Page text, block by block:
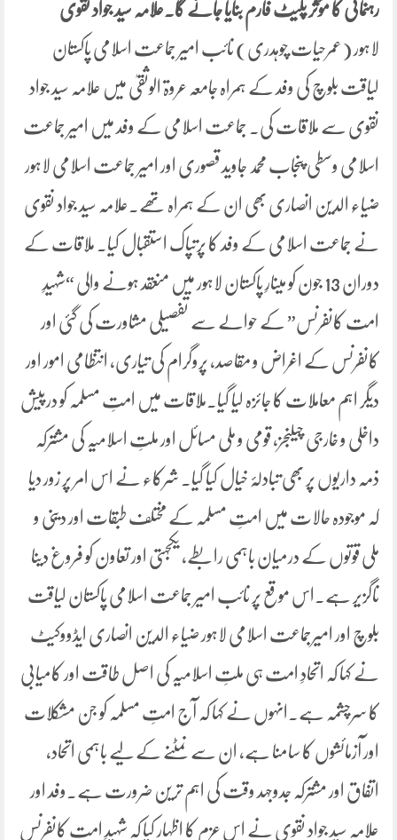
رہنمائی کا مؤثر پلیٹ فارم بنایا جائے گا۔علامہ سید جواد نقوی
لاہور (عمرحیات چوہدری) نائب امیر جماعت اسلامی پاکستان
لیاقت بلوچ کی وفد کے ہمراہ جامعہ عروۃ الوثقیٰ میں علامہ سید جواد
نقوی سے ملاقات کی۔ جماعت اسلامی کے وفد میں امیر جماعت
اسلامی وسطی پنجاب محمد جاوید قصوری اور امیر جماعت اسلامی لاہور
ضیاء الدین انصاری بھی ان کے ہمراہ تھے۔علامہ سید جواد نقوی
نے جماعت اسلامی کے وفد کا پرتپاک استقبال کیا۔ ملاقات کے
دوران 13 جون کو مینارِ پاکستان لاہور میں منعقد ہونے والی “شہیدِ
امت کانفرنس” کے حوالے سے تفصیلی مشاورت کی گئی اور
کانفرنس کے اغراض و مقاصد، پروگرام کی تیاری، انتظامی امور اور
دیگر اہم معاملات کا جائزہ لیا گیا۔ملاقات میں امتِ مسلمہ کو درپیش
داخلی و خارجی چیلنجز، قومی و ملی مسائل اور ملتِ اسلامیہ کی مشترکہ
ذمہ داریوں پر بھی تبادلۂ خیال کیا گیا۔ شرکاء نے اس امر پر زور دیا
کہ موجودہ حالات میں امتِ مسلمہ کے مختلف طبقات اور دینی و
ملی قوتوں کے درمیان باہمی رابطے، یکجہتی اور تعاون کو فروغ دینا
ناگزیر ہے۔اس موقع پر نائب امیر جماعت اسلامی پاکستان لیاقت
بلوچ اور امیرجماعت اسلامی لاہور ضیاء الدین انصاری ایڈووکیٹ
نے کہا کہ اتحادِ امت ہی ملتِ اسلامیہ کی اصل طاقت اور کامیابی
کا سرچشمہ ہے۔انہوں نے کہا کہ آج امتِ مسلمہ کو جن مشکلات
اور آزمائشوں کا سامنا ہے، ان سے نمٹنے کے لیے باہمی اتحاد،
اتفاق اور مشترکہ جدوجہد وقت کی اہم ترین ضرورت ہے۔وفد اور
علامہ سید جواد نقوی نے اس عزم کا اظہار کیا کہ شہیدِ امت کانفرنس